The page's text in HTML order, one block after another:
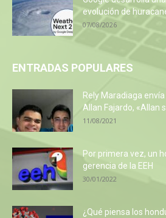
evolución de
07/08/2026
ENTRADAS POPULARES
Rely Maradiaga
Allan Fajardo, «Allan
11/08/2021
Por primera vez, un
gerencia de la EEH
30/01/2022
¿Qué piensa los